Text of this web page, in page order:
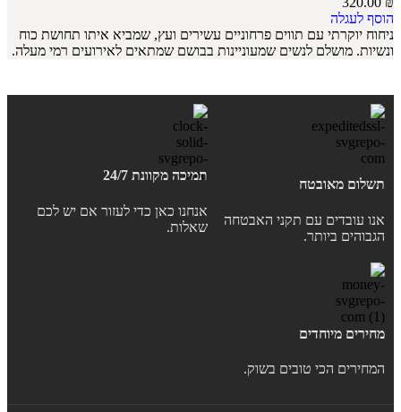
הוסף לעגלה
ניחוח יוקרתי עם תווים פרחוניים עשירים ועץ, שמביא איתו תחושת כוח
ונשיות. מושלם לנשים שמעוניינות בבושם שמתאים לאירועים רמי מעלה.
תשלום מאובטח
אנו עובדים עם תקני האבטחה
הגבוהים ביותר.
תמיכה מקוונת 24/7
אנחנו כאן כדי לעזור אם יש לכם
שאלות.
מחירים מיוחדים
המחירים הכי טובים בשוק.